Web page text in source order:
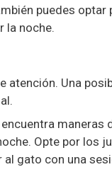
puedes
la noche.
Una
maneras
Opte por los
gato con una